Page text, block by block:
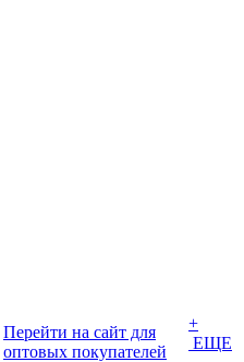
Перейти на сайт для
оптовых покупателей
+
ЕЩЕ